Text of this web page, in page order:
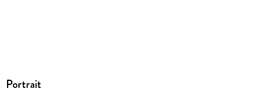
Portrait